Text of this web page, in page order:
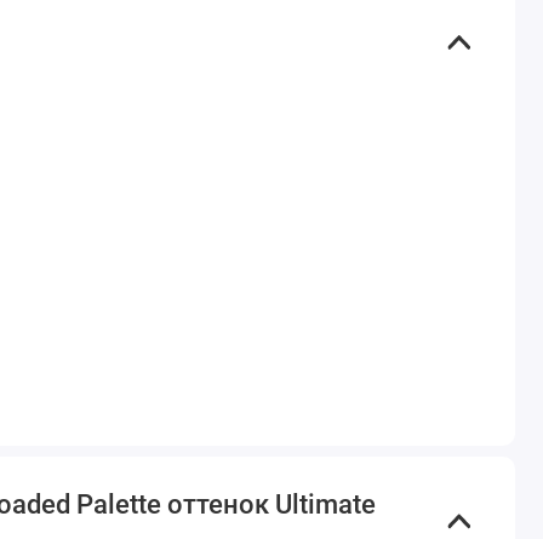
Palette оттенок Ultimate